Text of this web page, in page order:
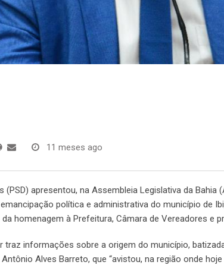
11 meses ago
(PSD) apresentou, na Assembleia Legislativa da
política e administrativa do município de
homenagem à Prefeitura, Câmara de Vereadores e
traz informações sobre a origem do município,
Alves Barreto, que “avistou, na região onde